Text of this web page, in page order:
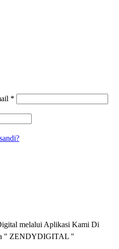
*
melalui Aplikasi Kami Di
" ZENDYDIGITAL "